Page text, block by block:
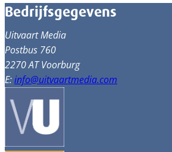
Bedrijfsgegevens
Uitvaart Media
Postbus 760
2270 AT Voorburg
E:info@uitvaartmedia.com